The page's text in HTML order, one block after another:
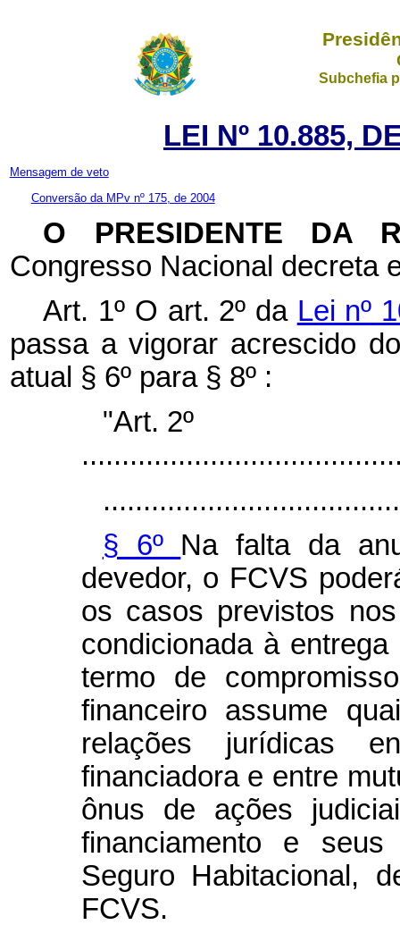
Subchefia
LEI Nº 10.885,
Mensagem de veto
Conversão da MPv nº 175, de 2004
O PRESIDENTE DA
Congresso Nacional decreta
Art. 1º O art. 2º da Lei nº
passa a vigorar acrescido
atual § 6º para § 8º :
"Art. 2º
§ 6º Na falta da
devedor, o FCVS
os casos previstos
condicionada à
termo de
financeiro assume
relações jurídicas
financiadora e entre
ônus de ações
financiamento e
Seguro Habitacional,
FCVS.